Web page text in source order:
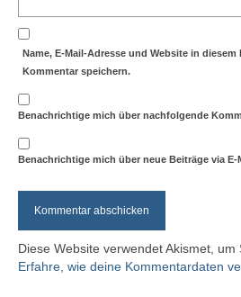
Name, E-Mail-Adresse und Website in
Kommentar speichern.
Benachrichtige mich über nachfolgende
Benachrichtige mich über neue Beiträge via E-
Diese Website verwendet Akismet, um
Erfahre, wie deine Kommentardaten